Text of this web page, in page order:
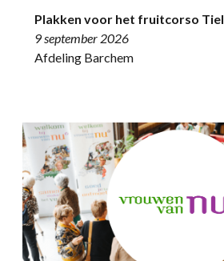
Plakken voor het fruitcorso Tiel
9 september 2026
Afdeling Barchem